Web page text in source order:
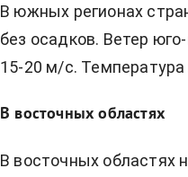
В южных регионах
без осадков. Ветер
15-20 м/с. Температура
В восточных областях
В восточных областях